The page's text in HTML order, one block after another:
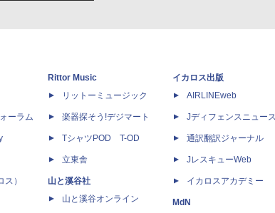
ーラム
）
Rittor Music
リットーミュージック
楽器探そう!デジマート
TシャツPOD T-OD
立東舎
山と溪谷社
山と溪谷オンライン
イカロス出版
AIRLINEweb
Jディフェンスニュース
通訳翻訳ジャーナル
JレスキューWeb
イカロスアカデミー
MdN